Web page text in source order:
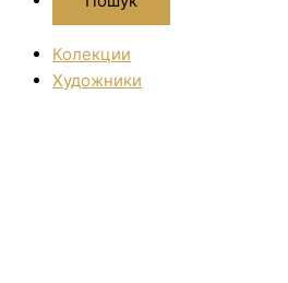
Колекции
Художники